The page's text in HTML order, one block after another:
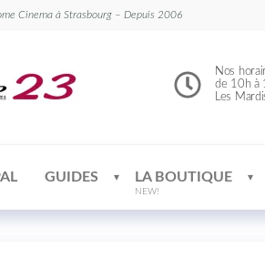
Cinema à Strasbourg – Depuis 2006
Nos
de 10h à
Les
GUIDES LA BOUTIQUE
NEW!